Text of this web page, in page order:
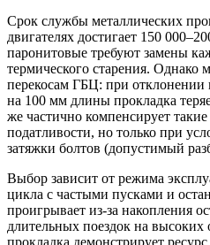
Срок службы металлических
двигателях достигает 150
паронитовые требуют замены
термического старения. Однако
перекосам ГБЦ: при отклонении
на 100 мм длины прокладка
же частично компенсирует
податливости, но только при
затяжки болтов (допустимый
Выбор зависит от режима
цикла с частыми пусками и
проигрывает из-за накопления
длительных поездок на высоких
прокладка демонстрирует